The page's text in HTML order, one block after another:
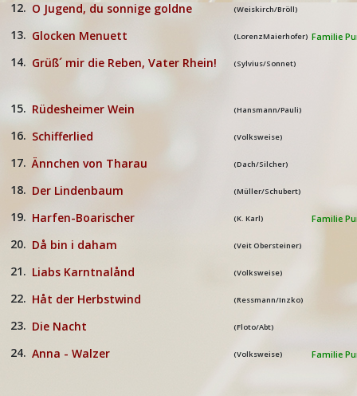
12. O Jugend, du sonnige goldne (Weiskirch/Bröll)
13. Glocken Menuett (LorenzMaierhofer) Familie
14. Grüß´ mir die Reben, Vater Rhein! (Sylvius/Sonnet)
15. Rüdesheimer Wein (Hansmann/Pauli)
16. Schifferlied (Volksweise)
17. Ännchen von Tharau (Dach/Silcher)
18. Der Lindenbaum (Müller/Schubert)
19. Harfen-Boarischer (K. Karl) Familie
20. Då bin i daham (Veit Obersteiner)
21. Liabs Karntnalånd (Volksweise)
22. Håt der Herbstwind (Ressmann/Inzko)
23. Die Nacht (Floto/Abt)
24. Anna - Walzer (Volksweise) Familie